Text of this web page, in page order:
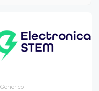
Generico